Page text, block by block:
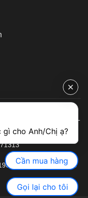
liên hệ chúng tôi:
MẠI VÀ SẢN XUẤT VIỆT
Mọi quyền được bảo
Cần mua hàng
Gọi lại cho tôi